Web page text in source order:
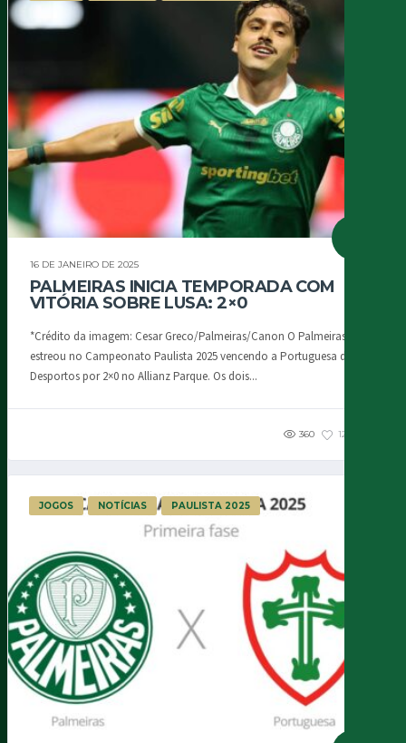
16 DE JANEIRO DE 2025
PALMEIRAS INICIA TEMPORADA COM
VITÓRIA SOBRE LUSA: 2×0
*Crédito da imagem: Cesar Greco/Palmeiras/Canon O Palmeiras
estreou no Campeonato Paulista 2025 vencendo a Portuguesa de
Desportos por 2×0 no Allianz Parque. Os dois...
360 121
JOGOS NOTÍCIAS PAULISTA 2025